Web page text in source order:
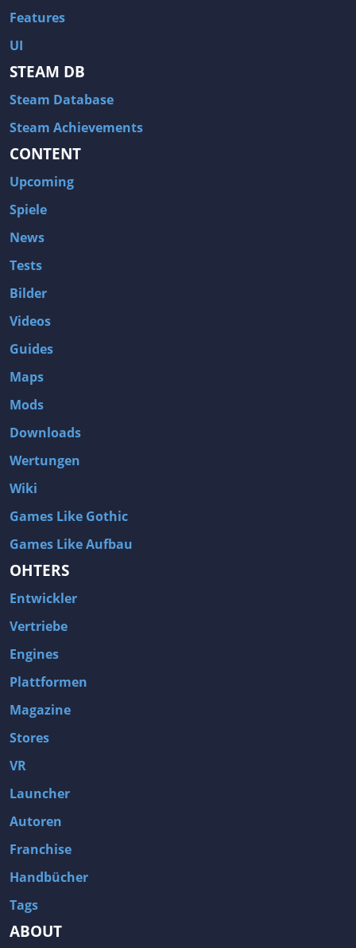
Features
UI
STEAM DB
Steam Database
Steam Achievements
CONTENT
Upcoming
Spiele
News
Tests
Bilder
Videos
Guides
Maps
Mods
Downloads
Wertungen
Wiki
Games Like Gothic
Games Like Aufbau
OHTERS
Entwickler
Vertriebe
Engines
Plattformen
Magazine
Stores
VR
Launcher
Autoren
Franchise
Handbücher
Tags
ABOUT